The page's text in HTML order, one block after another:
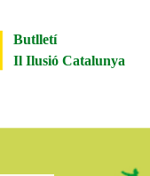
Butlletí
Il Ilusió Catalunya